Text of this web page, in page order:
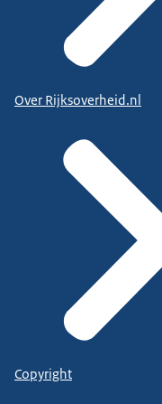
Over Rijksoverheid.nl
Copyright